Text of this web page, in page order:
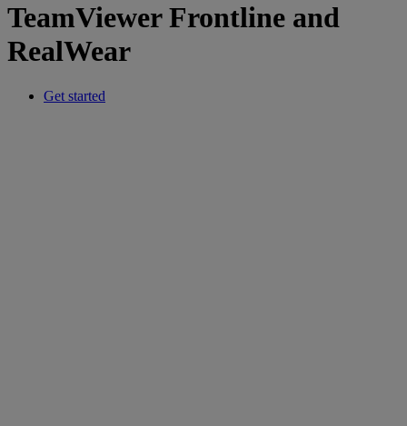
TeamViewer Frontline and
RealWear
Get started